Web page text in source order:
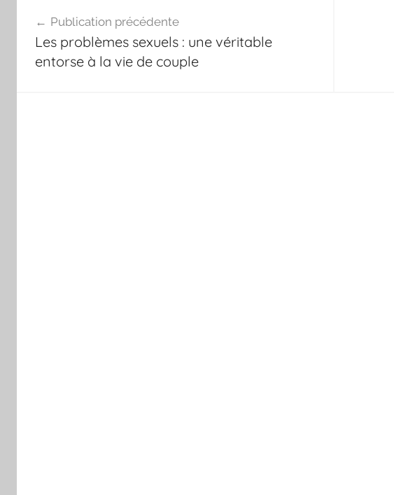
de
l’article
Publication précédente
Les problèmes sexuels : une véritable
entorse à la vie de couple